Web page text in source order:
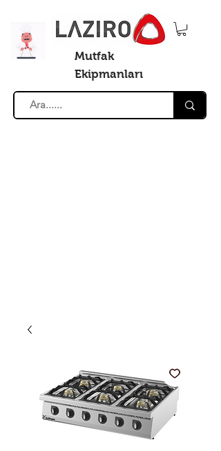
Mutfak
Ekipmanları